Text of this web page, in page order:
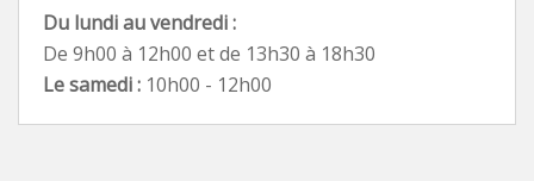
Du lundi au vendredi :
De 9h00 à 12h00 et de 13h30 à 18h30
Le samedi : 10h00 - 12h00